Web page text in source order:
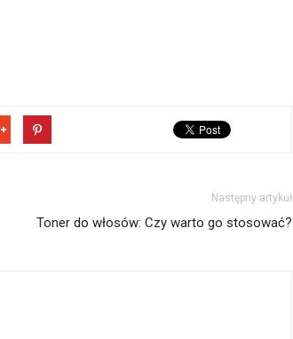
Następny artykuł
Toner do włosów: Czy warto go stosować?